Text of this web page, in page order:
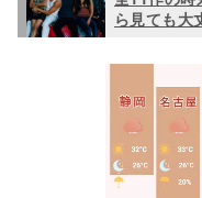
ら見ても大